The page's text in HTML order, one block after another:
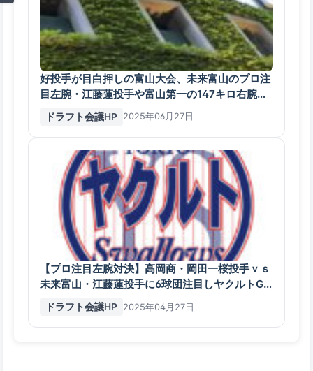
好投手が目白押しの富山大会、未来富山のプロ注
目左腕・江藤蓮投手や富山第一の147キロ右腕・
岩寺翔義投手など注目
ドラフト会議HP 2025年06月27日
【プロ注目左腕対決】高岡商・岡田一桜投手ｖｓ
未来富山・江藤蓮投手に6球団注目しヤクルトGM
など評価
ドラフト会議HP 2025年04月27日